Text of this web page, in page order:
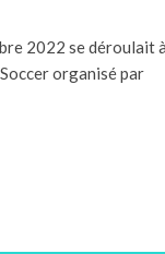
2022 se déroulait
organisé par